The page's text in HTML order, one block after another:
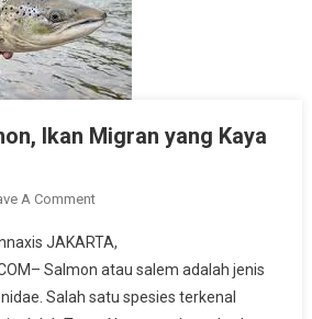
Ikan Migran yang Kaya
A CommentOn
Salmon,
Ikan
Migran
JAKARTA,
Salmon atau salem adalah jenis
Salah satu spesies terkenal